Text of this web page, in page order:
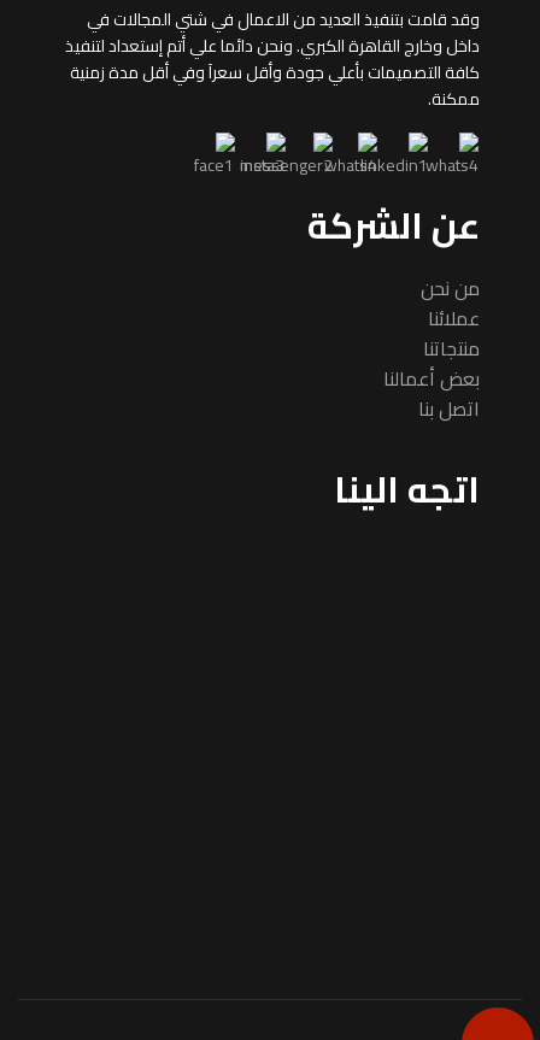
وقد قامت بتنفيذ العديد من الاعمال في شتي المجالات في
داخل وخارج القاهرة الكبري. ونحن دائما علي أتم إستعداد لتنفيذ
كافة التصميمات بأعلي جودة وأقل سعرآ وفي أقل مدة زمنية
ممكنة.
عن الشركة
من نحن
عملائنا
منتجاتنا
بعض أعمالنا
اتصل بنا
اتجه الينا